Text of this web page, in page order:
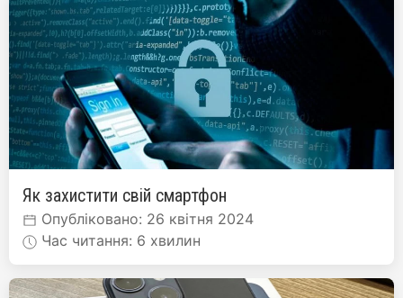
Як захистити свій смартфон
Опубліковано: 26 квітня 2024
Час читання: 6 хвилин